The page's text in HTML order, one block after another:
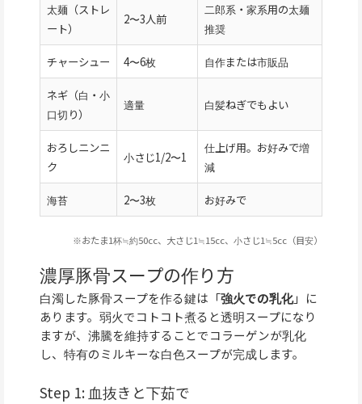
太麺（ストレ
ート）
2〜3人前
二郎系・家系用の太麺
推奨
チャーシュー 4〜6枚 自作または市販品
ネギ（白・小
口切り）
適量 白髪ねぎでもよい
おろしニンニ
ク
小さじ1/2〜1
仕上げ用。お好みで増
減
海苔 2〜3枚 お好みで
※おたま1杯≒約50cc、大さじ1≒15cc、小さじ1≒5cc（目安）
濃厚豚骨スープの作り方
白濁した豚骨スープを作る鍵は「強火での乳化」に
あります。弱火でコトコト煮ると透明スープになり
ますが、沸騰を維持することでコラーゲンが乳化
し、特有のミルキーな白色スープが完成します。
Step 1: 血抜きと下茹で